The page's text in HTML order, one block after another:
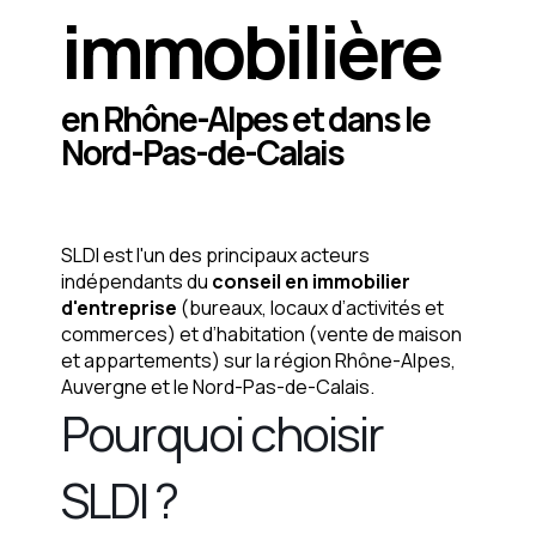
immobilière
en Rhône-Alpes et dans le
Nord-Pas-de-Calais
SLDI est l'un des principaux acteurs
indépendants du conseil en immobilier
d'entreprise (bureaux, locaux d’activités et
commerces) et d’habitation (vente de maison
et appartements) sur la région Rhône-Alpes,
Auvergne et le Nord-Pas-de-Calais.
Pourquoi choisir
SLDI ?